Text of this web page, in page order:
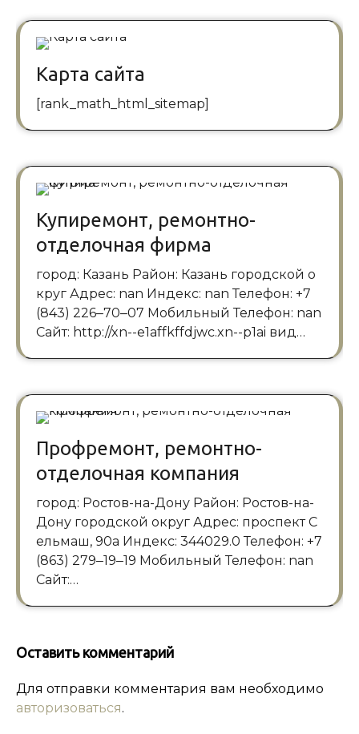
Карта сайта
[rank_math_html_sitemap]
Купиремонт, ремонтно-
отделочная фирма
город: Казань Район: Казань городской о
круг Адрес: nan Индекс: nan Телефон: +7
(843) 226‒70‒07 Мобильный Телефон: nan
Сайт: http://xn--e1affkffdjwc.xn--p1ai вид…
Профремонт, ремонтно-
отделочная компания
город: Ростов-на-Дону Район: Ростов-на-
Дону городской округ Адрес: проспект С
ельмаш, 90а Индекс: 344029.0 Телефон: +7
(863) 279‒19‒19 Мобильный Телефон: nan
Сайт:…
Оставить комментарий
Для отправки комментария вам необходимо
авторизоваться.